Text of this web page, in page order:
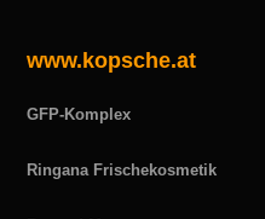
www.kopsche.at
GFP-Komplex
Ringana Frischekosmetik